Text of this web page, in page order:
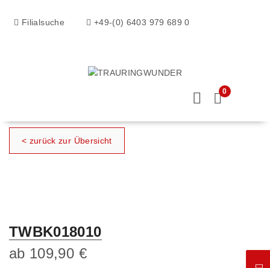
Filialsuche +49-(0) 6403 979 689 0
0
< zurück zur Übersicht
TWBK018010
ab 109,90 €